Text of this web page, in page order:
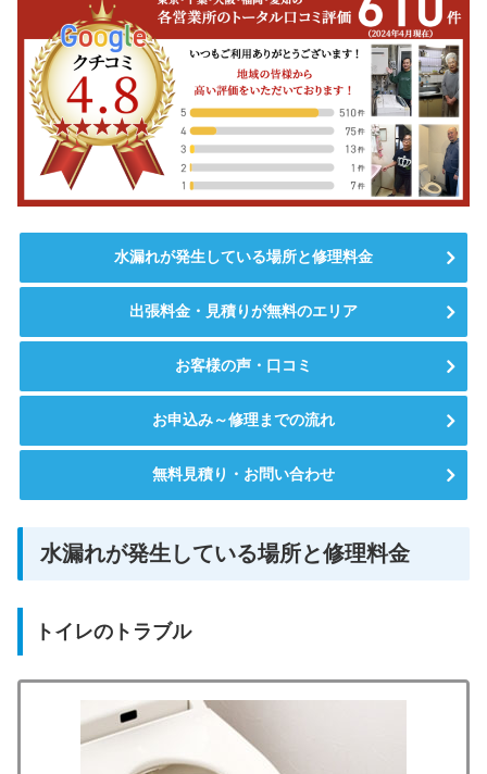
水漏れが発生している場所と修理料金
出張料金・見積りが無料のエリア
お客様の声・口コミ
お申込み～修理までの流れ
無料見積り・お問い合わせ
水漏れが発生している場所と修理料金
トイレのトラブル